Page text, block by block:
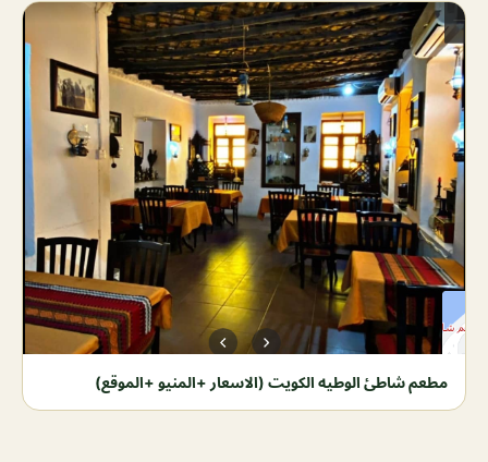
مطعم شاطئ الوطيه الكويت (الاسعار +المنيو +الموقع)